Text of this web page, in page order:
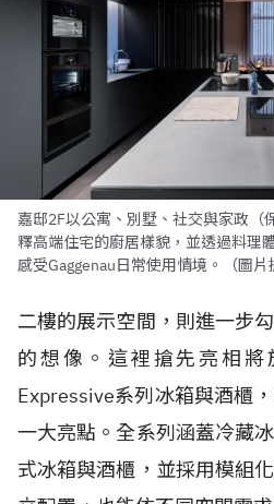
嘉邸2F以公寓、別墅、社交與家政（
釋高端住宅的廚居樣貌，並透過料理
感受Gaggenau日常使用情境。（圖片
二樓的展示空間，則進一步
的想像。這裡搶先亮相將
Expressive系列冰箱與酒櫃
一大亮點。全系列涵蓋冷藏
式冰箱與酒櫃，並採用模組